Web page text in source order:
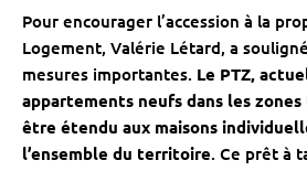
Pour encourager l’accession à la
Logement, Valérie Létard, a
mesures importantes. Le PTZ,
appartements neufs dans les
être étendu aux maisons
l’ensemble du territoire. Ce prêt à